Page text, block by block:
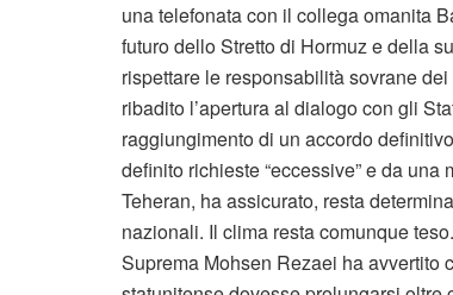
una telefonata con il collega omanita
futuro dello Stretto di Hormuz e della
rispettare le responsabilità sovrane
ribadito l’apertura al dialogo con gli
raggiungimento di un accordo
definito richieste “eccessive” e da
Teheran, ha assicurato, resta
nazionali. Il clima resta comunque
Suprema Mohsen Rezaei ha avvertito